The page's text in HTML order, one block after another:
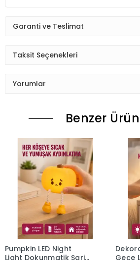
Garanti ve Teslimat
Taksit Seçenekleri
Yorumlar
Benzer
Pumpkin LED Night
Light Dokunmatik Şarjlı
Gece